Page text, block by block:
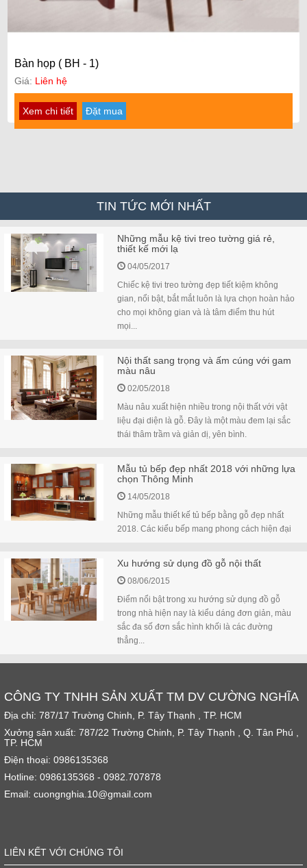
Bàn họp ( BH - 1)
Giá: Liên hệ
Xem chi tiết Đặt mua
TIN TỨC MỚI NHẤT
Những mẫu kệ tivi treo tường giá rẻ,
thiết kế mới lạ
04/05/2017
Chiếc kệ tivi treo tường đẹp tiết kiệm không
gian, nổi bật, bắt mắt luôn là lựa chọn hoàn hảo
cho mọi không gian và là tâm điểm thu hút
mọi...
Nội thất sang trọng và ấm cúng với gam
màu nâu
02/05/2018
Màu nâu xuất hiện nhiều trong nội thất với vật
liệu đại diện là gỗ. Đây là một màu đem lại sắc
thái thâm trầm và giản dị, yên bình.
Mẫu tủ bếp đẹp nhất 2018 với những lựa
chọn Thông Minh
14/05/2018
Những mẫu thiết kế tủ bếp bằng gỗ đẹp nhất
2018. Các kiểu bếp mang phong cách hiện đại
Xu hướng sử dụng đồ gỗ nội thất
08/06/2015
Điểm nổi bật trong xu hướng sử dụng đồ gỗ
trong nhà hiện nay là kiểu dáng đơn giản, màu
sắc đa số đơn sắc hình khối là các đường
thẳng...
CÔNG TY TNHH SẢN XUẤT TM DV CƯỜNG NGHĨA
Địa chỉ: 787/17 Trường Chinh, P. Tây Thạnh , TP. HCM
Xưởng sản xuất: 787/22 Trường Chinh, P. Tây Thạnh , Q. Tân Phú ,
TP. HCM
Điện thoại: 0986135368
Hotline: 0986135368 - 0982.707878
Email: cuongnghia.10@gmail.com
LIÊN KẾT VỚI CHÚNG TÔI